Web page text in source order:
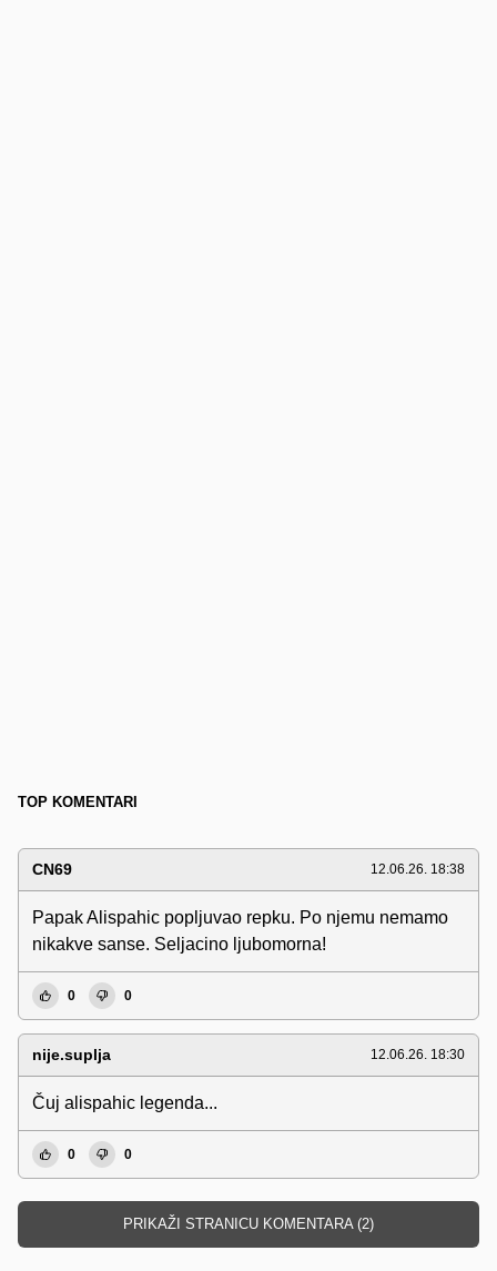
TOP KOMENTARI
CN69 12.06.26. 18:38
Papak Alispahic popljuvao repku. Po njemu nemamo
nikakve sanse. Seljacino ljubomorna!
0 0
nije.suplja 12.06.26. 18:30
Čuj alispahic legenda...
0 0
PRIKAŽI STRANICU KOMENTARA (2)